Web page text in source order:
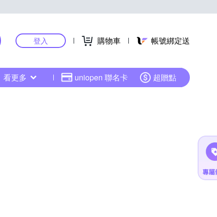
登入 購物車 帳號綁定送
看更多 uniopen 聯名卡 超贈點